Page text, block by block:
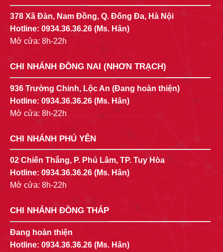
378 Xã Đàn, Nam Đồng, Q. Đống Đa, Hà Nội
Hotline: 0934.36.36.26 (Ms. Hân)
Mở cửa: 8h-22h
CHI NHÁNH ĐỒNG NAI (NHƠN TRẠCH)
936 Trường Chinh, Lộc An (Đang hoàn thiện)
Hotline: 0934.36.36.26 (Ms. Hân)
Mở cửa: 8h-22h
CHI NHÁNH PHÚ YÊN
02 Chiến Thắng, P. Phú Lâm, TP. Tuy Hòa
Hotline: 0934.36.36.26 (Ms. Hân)
Mở cửa: 8h-22h
CHI NHÁNH ĐỒNG THÁP
Đang hoàn thiện
Hotline: 0934.36.36.26 (Ms. Hân)